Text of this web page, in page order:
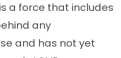
a force that includes
any
and has not yet